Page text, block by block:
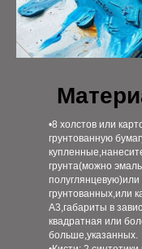
•8 холстов или
грунтованную
грунта(можно
грунтованных,или
А3,габариты в
квадратная или
больше,указанных.